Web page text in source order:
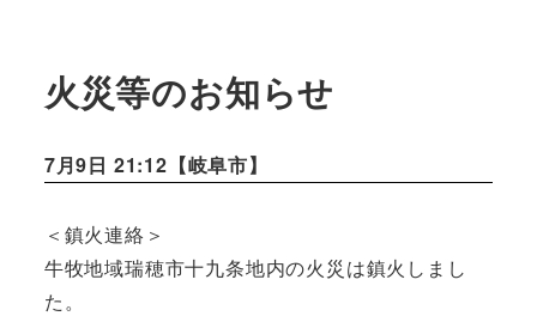
火災等のお知らせ
7月9日 21:12【岐阜市】
＜鎮火連絡＞
牛牧地域瑞穂市十九条地内の火災は鎮火しまし
た。